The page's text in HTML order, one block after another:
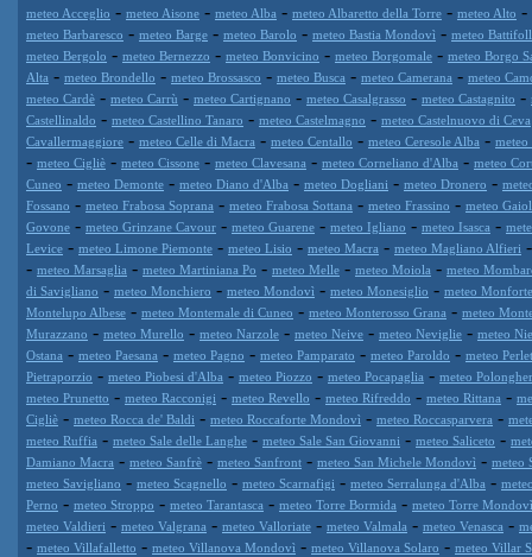
meteo Acceglio - meteo Aisone - meteo Alba - meteo Albaretto della Torre - meteo Alto -
meteo Barbaresco - meteo Barge - meteo Barolo - meteo Bastia Mondovì - meteo
meteo Bergolo - meteo Bernezzo - meteo Bonvicino - meteo Borgomale - meteo Borgo
Alta - meteo Brondello - meteo Brossasco - meteo Busca - meteo Camerana - meteo
meteo Cardè - meteo Carrù - meteo Cartignano - meteo Casalgrasso - meteo Castagnito -
Castellinaldo - meteo Castellino Tanaro - meteo Castelmagno - meteo Castelnuovo di Ceva
Cavallermaggiore - meteo Celle di Macra - meteo Centallo - meteo Ceresole Alba - meteo
- meteo Cigliè - meteo Cissone - meteo Clavesana - meteo Corneliano d'Alba - meteo
Cuneo - meteo Demonte - meteo Diano d'Alba - meteo Dogliani - meteo Dronero -
Fossano - meteo Frabosa Soprana - meteo Frabosa Sottana - meteo Frassino - meteo
Govone - meteo Grinzane Cavour - meteo Guarene - meteo Igliano - meteo Isasca -
Levice - meteo Limone Piemonte - meteo Lisio - meteo Macra - meteo Magliano Alfieri
- meteo Marsaglia - meteo Martiniana Po - meteo Melle - meteo Moiola - meteo
di Savigliano - meteo Monchiero - meteo Mondovì - meteo Monesiglio - meteo
Montelupo Albese - meteo Montemale di Cuneo - meteo Monterosso Grana - meteo
Murazzano - meteo Murello - meteo Narzole - meteo Neive - meteo Neviglie - meteo
Ostana - meteo Paesana - meteo Pagno - meteo Pamparato - meteo Paroldo - meteo
Pietraporzio - meteo Piobesi d'Alba - meteo Piozzo - meteo Pocapaglia - meteo
meteo Prunetto - meteo Racconigi - meteo Revello - meteo Rifreddo - meteo Rittana -
Cigliè - meteo Rocca de' Baldi - meteo Roccaforte Mondovì - meteo Roccasparvera -
meteo Ruffia - meteo Sale delle Langhe - meteo Sale San Giovanni - meteo Saliceto -
Damiano Macra - meteo Sanfrè - meteo Sanfront - meteo San Michele Mondovì - meteo
meteo Savigliano - meteo Scagnello - meteo Scarnafigi - meteo Serralunga d'Alba -
Perno - meteo Stroppo - meteo Tarantasca - meteo Torre Bormida - meteo Torre Mondovì
meteo Valdieri - meteo Valgrana - meteo Valloriate - meteo Valmala - meteo Venasca -
- meteo Villafalletto - meteo Villanova Mondovì - meteo Villanova Solaro - meteo Villar